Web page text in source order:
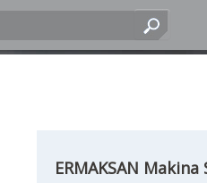
ERMAKSAN